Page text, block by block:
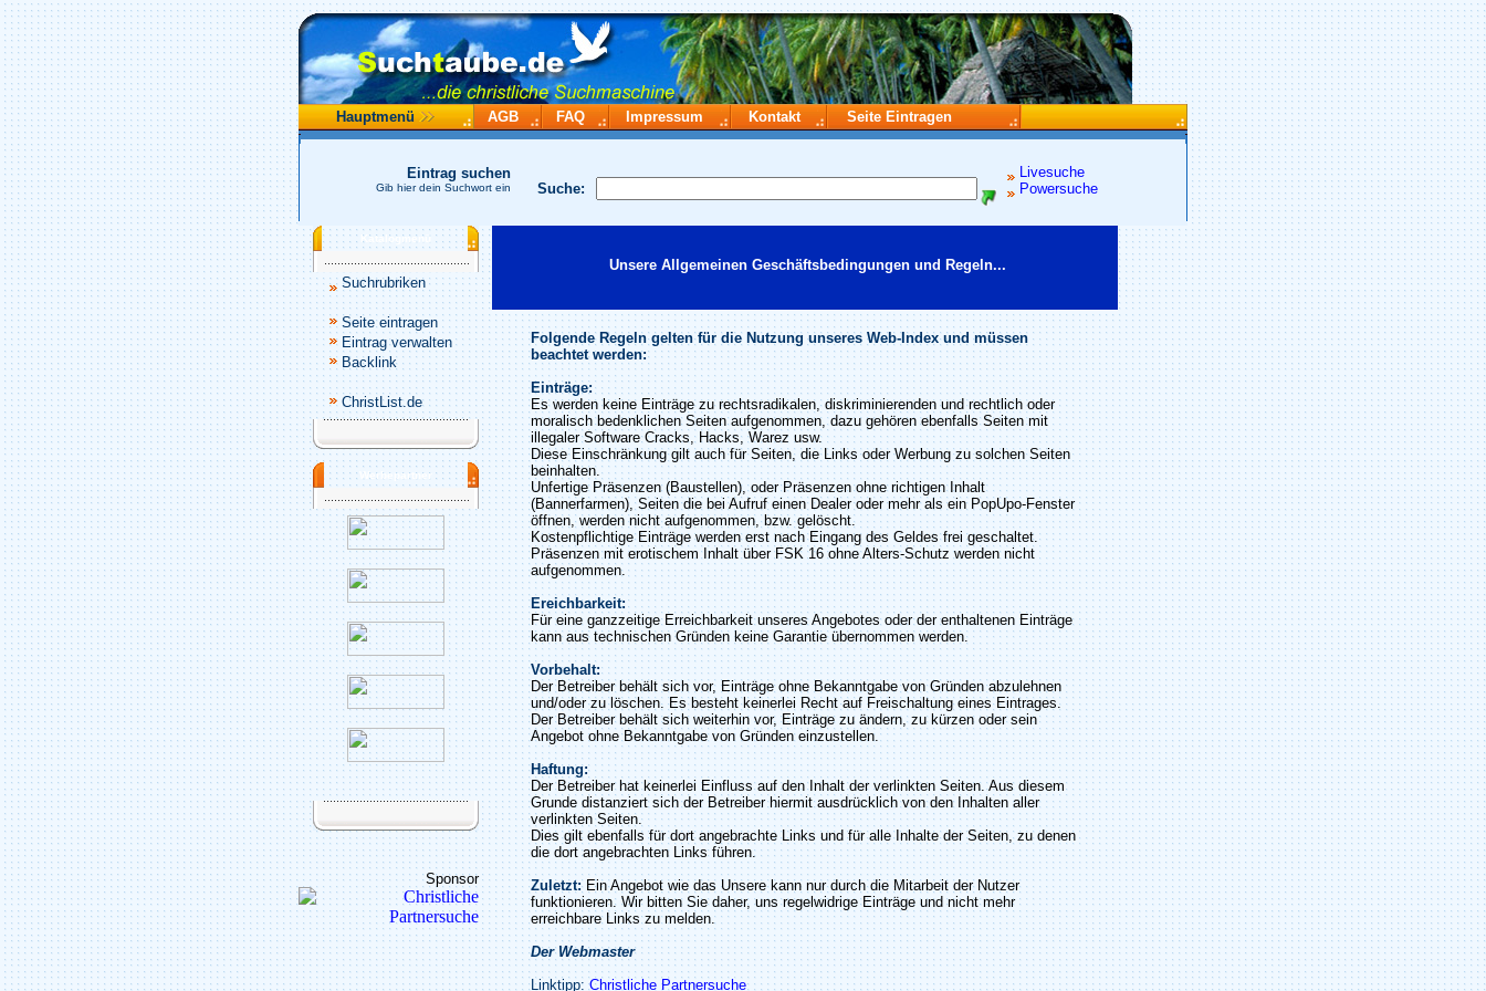
Hauptmenü AGB FAQ Impressum Kontakt Seite Eintragen
Suche:
Livesuche
Powersuche
Eintrag suchen
Gib hier dein Suchwort ein
Katalogmenü
Suchrubriken
Seite eintragen
Eintrag verwalten
Backlink
ChristList.de
Werbepartner
Sponsor
Unsere Allgemeinen Geschäftsbedingungen und Regeln...
Folgende Regeln gelten für die Nutzung unseres Web-Index und müssen
beachtet werden:
Einträge:
Es werden keine Einträge zu rechtsradikalen, diskriminierenden und rechtlich oder
moralisch bedenklichen Seiten aufgenommen, dazu gehören ebenfalls Seiten mit
illegaler Software Cracks, Hacks, Warez usw.
Diese Einschränkung gilt auch für Seiten, die Links oder Werbung zu solchen Seiten
beinhalten.
Unfertige Präsenzen (Baustellen), oder Präsenzen ohne richtigen Inhalt
(Bannerfarmen), Seiten die bei Aufruf einen Dealer oder mehr als ein PopUpo-Fenster
öffnen, werden nicht aufgenommen, bzw. gelöscht.
Kostenpflichtige Einträge werden erst nach Eingang des Geldes frei geschaltet.
Präsenzen mit erotischem Inhalt über FSK 16 ohne Alters-Schutz werden nicht
aufgenommen.
Ereichbarkeit:
Für eine ganzzeitige Erreichbarkeit unseres Angebotes oder der enthaltenen Einträge
kann aus technischen Gründen keine Garantie übernommen werden.
Vorbehalt:
Der Betreiber behält sich vor, Einträge ohne Bekanntgabe von Gründen abzulehnen
und/oder zu löschen. Es besteht keinerlei Recht auf Freischaltung eines Eintrages.
Der Betreiber behält sich weiterhin vor, Einträge zu ändern, zu kürzen oder sein
Angebot ohne Bekanntgabe von Gründen einzustellen.
Haftung:
Der Betreiber hat keinerlei Einfluss auf den Inhalt der verlinkten Seiten. Aus diesem
Grunde distanziert sich der Betreiber hiermit ausdrücklich von den Inhalten aller
verlinkten Seiten.
Dies gilt ebenfalls für dort angebrachte Links und für alle Inhalte der Seiten, zu denen
die dort angebrachten Links führen.
Zuletzt: Ein Angebot wie das Unsere kann nur durch die Mitarbeit der Nutzer
funktionieren. Wir bitten Sie daher, uns regelwidrige Einträge und nicht mehr
erreichbare Links zu melden.
Der Webmaster
Linktipp:Christliche Partnersuche